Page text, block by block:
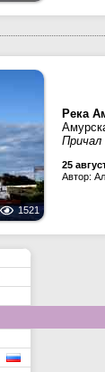
1521
Река
25
Автор: